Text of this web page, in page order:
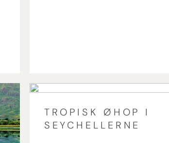
TROPISK ØHOP I
SEYCHELLERNE